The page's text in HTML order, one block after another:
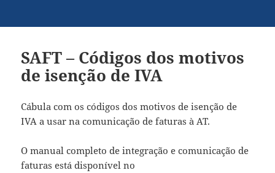
SAFT – Códigos dos motivos
de isenção de IVA
Cábula com os códigos dos motivos de isenção de
IVA a usar na comunicação de faturas à AT.
O manual completo de integração e comunicação de
faturas está disponível no